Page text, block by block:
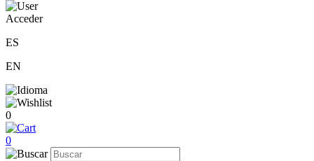
Acceder
ES
EN
0
0